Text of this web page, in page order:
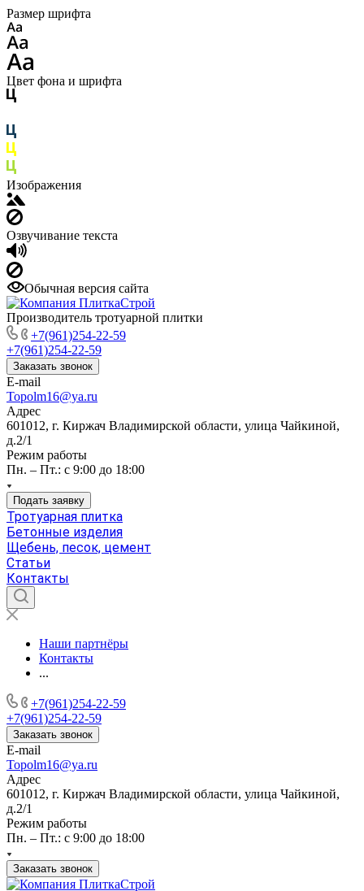
Размер шрифта
Цвет фона и шрифта
Изображения
Озвучивание текста
Обычная версия сайта
Производитель тротуарной плитки
+7(961)254-22-59
+7(961)254-22-59
Заказать звонок
E-mail
Topolm16@ya.ru
Адрес
601012, г. Киржач Владимирской области, улица Чайкиной,
д.2/1
Режим работы
Пн. – Пт.: с 9:00 до 18:00
Подать заявку
Тротуарная плитка
Бетонные изделия
Щебень, песок, цемент
Статьи
Контакты
Наши партнёры
Контакты
...
+7(961)254-22-59
+7(961)254-22-59
Заказать звонок
E-mail
Topolm16@ya.ru
Адрес
601012, г. Киржач Владимирской области, улица Чайкиной,
д.2/1
Режим работы
Пн. – Пт.: с 9:00 до 18:00
Заказать звонок